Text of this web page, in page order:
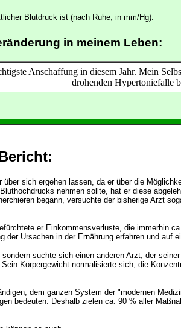
Blutdruck ist (nach Ruhe, in mm/Hg):
in meinem Leben:
Anschaffung in diesem Jahr. Mein
drohenden Hypertoniefalle
sich ergehen lassen, da er über die
nehmen sollte, hat er diese
begann, versuchte der bisherige Arzt
er Einkommensverluste, die immerhin
der Ursachen in der Ernährung erfahren und auf
suchte sich einen anderen Arzt, der
Körpergewicht normalisierte sich, die
dem ganzen System der "modernen
bedeuten. Deshalb zielen ca. 90 % aller